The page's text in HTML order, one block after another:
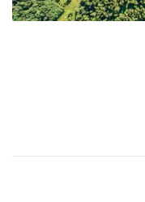
д
и